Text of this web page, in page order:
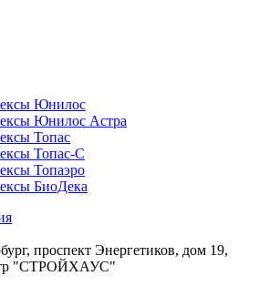
Юнилос
Юнилос Астра
Топас
Топас-С
Топаэро
БиоДека
проспект Энергетиков, дом 19,
"СТРОЙХАУС"